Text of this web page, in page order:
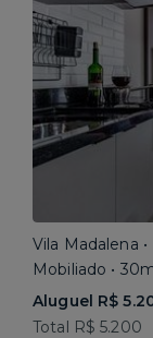
Vila Madalena
Mobiliado •
Aluguel R$
Total R$ 5.200